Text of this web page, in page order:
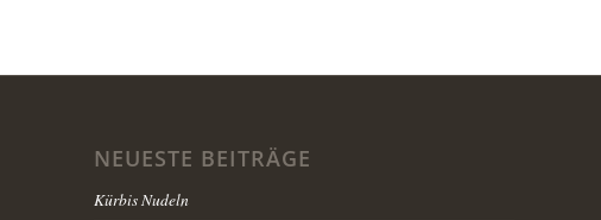
NEUESTE BEITRÄGE
Kürbis Nudeln